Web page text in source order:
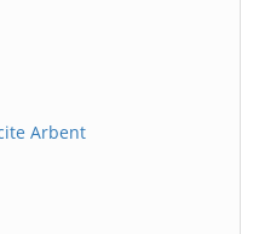
Arbent